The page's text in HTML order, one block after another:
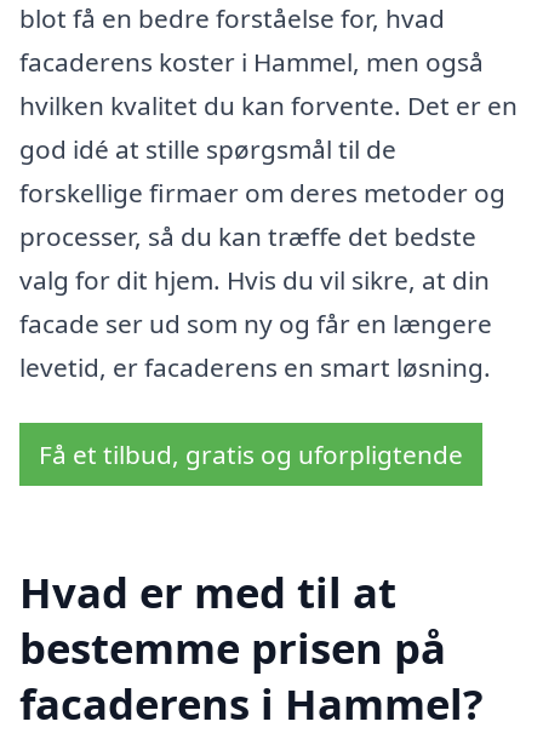
blot få en bedre forståelse for, hvad
facaderens koster i Hammel, men også
hvilken kvalitet du kan forvente. Det er en
god idé at stille spørgsmål til de
forskellige firmaer om deres metoder og
processer, så du kan træffe det bedste
valg for dit hjem. Hvis du vil sikre, at din
facade ser ud som ny og får en længere
levetid, er facaderens en smart løsning.
Få et tilbud, gratis og uforpligtende
Hvad er med til at
bestemme prisen på
facaderens i Hammel?